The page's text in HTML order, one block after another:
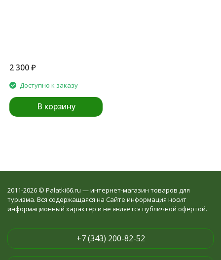
2 300₽
Доступно к заказу
В корзину
2011-2026 © Palatki66.ru — интернет-магазин товаров для
туризма. Вся содержащаяся на Сайте информация носит
информационный характер и не является публичной офертой.
+7 (343) 200-82-52